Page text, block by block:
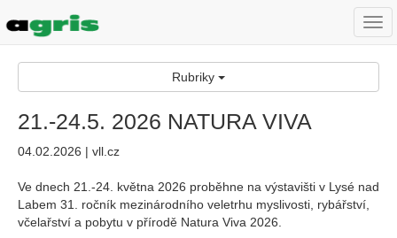
Rubriky
21.-24.5. 2026 NATURA VIVA
04.02.2026 | vll.cz
Ve dnech 21.-24. května 2026 proběhne na výstavišti v Lysé nad
Labem 31. ročník mezinárodního veletrhu myslivosti, rybářství,
včelařství a pobytu v přírodě Natura Viva 2026.